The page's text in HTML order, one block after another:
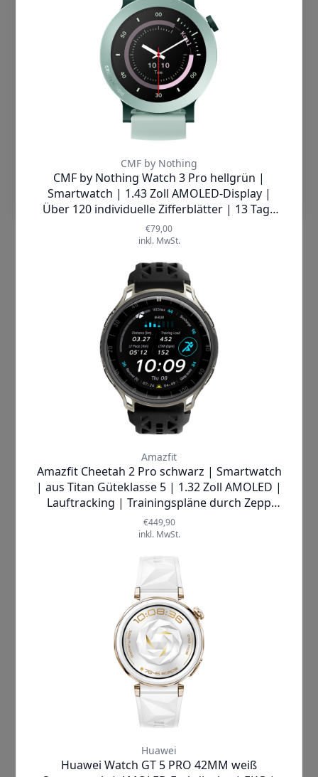
Sportlich ambitionierte Nutzer
„Smart Movement“-
, der über 120 Sportmodi
unterstütztundfünf davon sogar
automatisch erkennt. So können Sie
Ihre Trainingsziele präzise einstellen
und jederzeit kontrollieren – sei es
Herzfrequenzmessung während des
oderAufwärmübungen vor
dem Workout. Auch für
Gesundheitsbewusste bietet die Uhr
umfassende Funktionen: Eine
Herzfrequenz und
Blutsauerstoffsättigung (SpO₂), ein
intelligenter Schlaftracker sowie die
Verfolgung des Menstruationszyklus
machen die CMF Watch Pro 2 zu einem
am Handgelenk. Der
Active Score
Ihnen täglich auf einen Blick Ihren
Aktivitätsstatus an, während
Warnungen bei ungewöhnlichen
Herzfrequenz- oder
Blutsauerstoffwertenrechtzeitig
informieren.
Akkukapazität von 305 mAh
ist die Uhr bestens für den Alltag
gerüstet: Nach nur100 Minuten
bis zu 11 Tage durch
Energiesparmodus sogar fast 46 Tage
Technologien. Wenn Du damit nicht
einverstanden bist, dann klicke auf
"Cookies ablehnen". Mehr Information
findest Du in unserer
Datenschutzerklärung
Cookies Akzeptieren
Einstellungen